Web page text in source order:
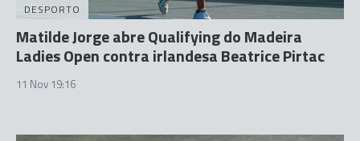
DESPORTO
Matilde Jorge abre Qualifying do Madeira
Ladies Open contra irlandesa Beatrice Pirtac
11 Nov 19:16